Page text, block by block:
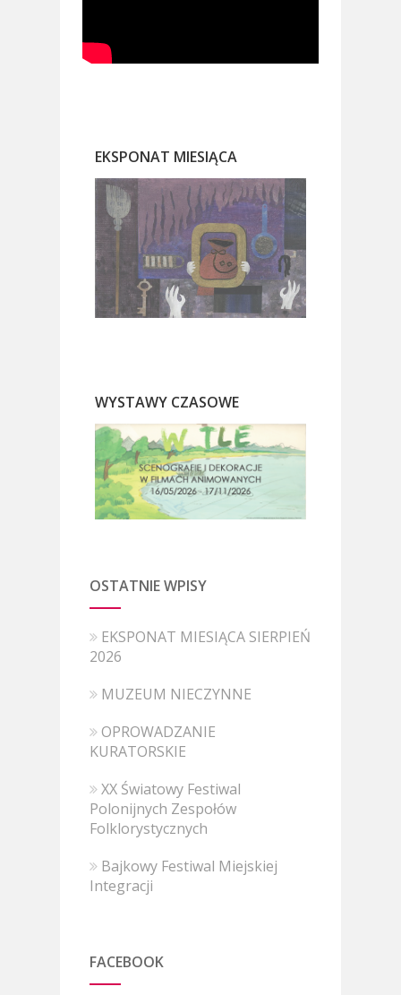
EKSPONAT MIESIĄCA
WYSTAWY CZASOWE
OSTATNIE WPISY
EKSPONAT MIESIĄCA SIERPIEŃ
2026
MUZEUM NIECZYNNE
OPROWADZANIE
KURATORSKIE
XX Światowy Festiwal
Polonijnych Zespołów
Folklorystycznych
Bajkowy Festiwal Miejskiej
Integracji
FACEBOOK